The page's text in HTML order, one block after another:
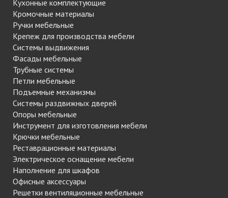
Кухонные комплектующие
Кромочные материалы
Ручки мебельные
Крепеж для производства мебели
Системы выдвижения
Фасады мебельные
Трубные системы
Петли мебельные
Подъемные механизмы
Системы раздвижных дверей
Опоры мебельные
Инструмент для изготовления мебели
Крючки мебельные
Реставрационные материалы
Электрическое оснащение мебели
Наполнение для шкафов
Офисные аксессуары
Решетки вентиляционные мебельные